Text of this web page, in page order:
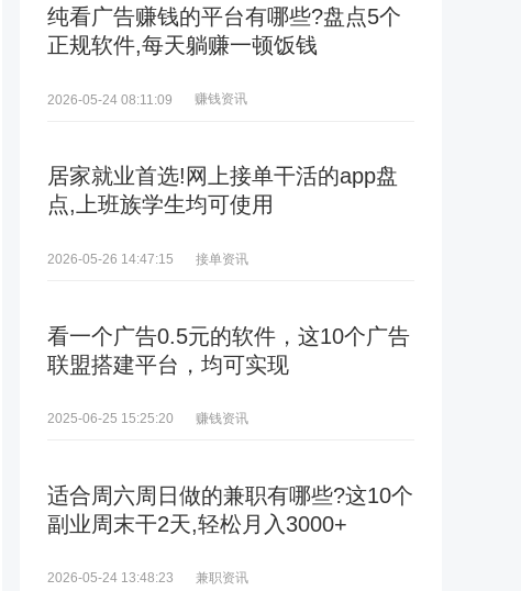
纯看广告赚钱的平台有哪些?盘点5个
正规软件,每天躺赚一顿饭钱
2026-05-24 08:11:09 赚钱资讯
居家就业首选!网上接单干活的app盘
点,上班族学生均可使用
2026-05-26 14:47:15 接单资讯
看一个广告0.5元的软件，这10个广告
联盟搭建平台，均可实现
2025-06-25 15:25:20 赚钱资讯
适合周六周日做的兼职有哪些?这10个
副业周末干2天,轻松月入3000+
2026-05-24 13:48:23 兼职资讯